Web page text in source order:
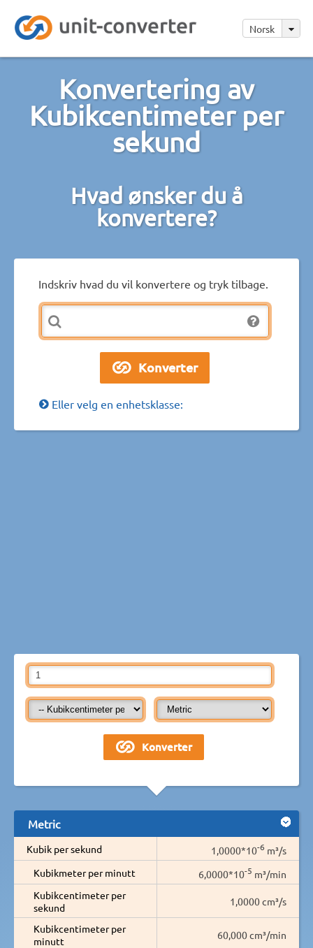
Norsk
Konvertering av
Kubikcentimeter per
sekund
Hvad ønsker du å
konvertere?
Indskriv hvad du vil konvertere og tryk tilbage.
Eller velg en enhetsklasse:
Metric
Kubik per sekund 1,0000*10-6 m³/s
Kubikmeter per minutt
6,0000*10-5 m³/min
Kubikcentimeter per
sekund
1,0000 cm³/s
Kubikcentimeter per
minutt
60,000 cm³/min